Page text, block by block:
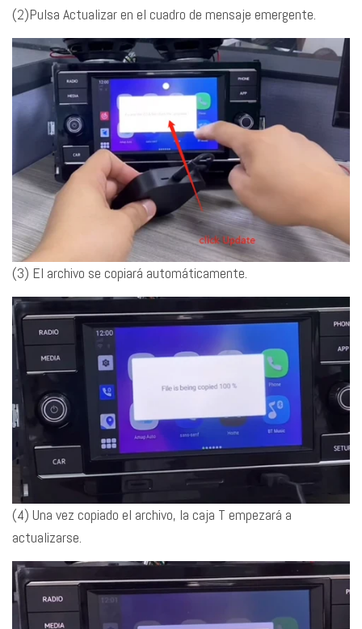
(2)Pulsa Actualizar en el cuadro de mensaje emergente.
(3) El archivo se copiará automáticamente.
(4) Una vez copiado el archivo, la caja T empezará a
actualizarse.